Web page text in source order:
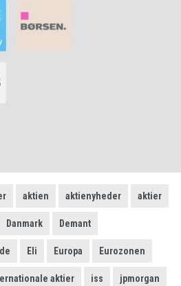
aktien aktienyheder aktier
Danmark Demant
Eli Europa Eurozonen
aktier iss jpmorgan